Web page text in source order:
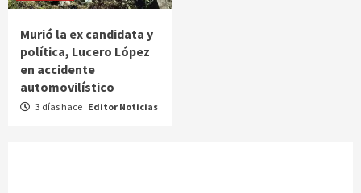
Murió la ex candidata y
política, Lucero López
en accidente
automovilístico
3 días hace Editor Noticias